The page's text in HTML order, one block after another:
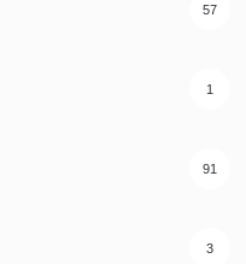
57
1
91
3